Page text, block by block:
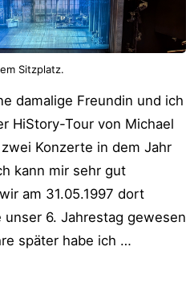
Sitzplatz.
damalige Freundin und ich
HiStory-Tour von Michael
Konzerte in dem Jahr
kann mir sehr gut
am 31.05.1997 dort
unser 6. Jahrestag gewesen
später habe ich …